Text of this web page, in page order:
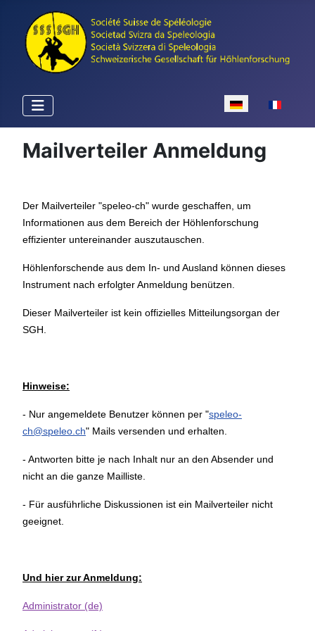
Sprache
Mailverteiler Anmeldung
Der Mailverteiler "speleo-ch" wurde geschaffen, um
Informationen aus dem Bereich der Höhlenforschung
effizienter untereinander auszutauschen.
Höhlenforschende aus dem In- und Ausland können dieses
Instrument nach erfolgter Anmeldung benützen.
Dieser Mailverteiler ist kein offizielles Mitteilungsorgan der
SGH.
Hinweise:
- Nur angemeldete Benutzer können per "speleo-
ch@speleo.ch" Mails versenden und erhalten.
- Antworten bitte je nach Inhalt nur an den Absender und
nicht an die ganze Mailliste.
- Für ausführliche Diskussionen ist ein Mailverteiler nicht
geeignet.
Und hier zur Anmeldung:
Administrator (de)